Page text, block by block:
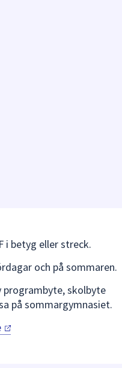
i betyg eller streck.
och på sommaren.
programbyte, skolbyte
på sommargymnasiet.